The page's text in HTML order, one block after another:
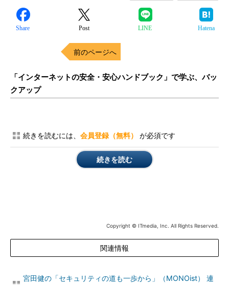
Share Post LINE Hatena
前のページへ
「インターネットの安全・安心ハンドブック」で学ぶ、バッ
クアップ
続きを読むには、 会員登録（無料） が必須です
続きを読む
Copyright © ITmedia, Inc. All Rights Reserved.
関連情報
宮田健の「セキュリティの道も一歩から」（MONOist） 連